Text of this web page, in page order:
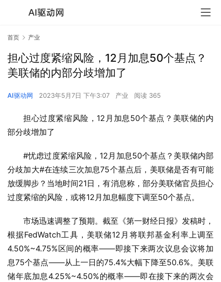
首页 产业
担心过度紧缩风险，12月加息50个基点？
美联储的内部分歧增加了
AI驱动网 2023年5月7日 下午3:07 产业 阅读 365
担心过度紧缩风险，12月加息50个基点？美联储的内
部分歧增加了
#忧虑过度紧缩风险，12月加息50个基点？美联储内部
分歧加大#在连续三次加息75个基点后，美联储是否有可能
放缓脚步？当地时间21日，有消息称，部分美联储官员担心
过度紧缩的风险，或将12月加息幅度下调至50个基点。
市场迅速调整了预期。截至《第一财经日报》发稿时，
根据FedWatch工具，美联储12月将联邦基金利率上调至
4.50%~4.75%区间的概率——即接下来两次议息会议将加
息75个基点——从上一日的75.4%大幅下降至50.6%。美联
储年底加息4.25%~4.50%的概率——即在接下来的两次会